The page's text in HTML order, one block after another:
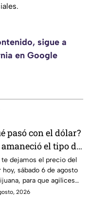
sigue a
en Google
pasó con el dólar?
el tipo de
hoy sábado 8 de
en Tijuana
te dejamos el precio del
hoy, sábado 6 de agosto
para que agilices
compras y
2026